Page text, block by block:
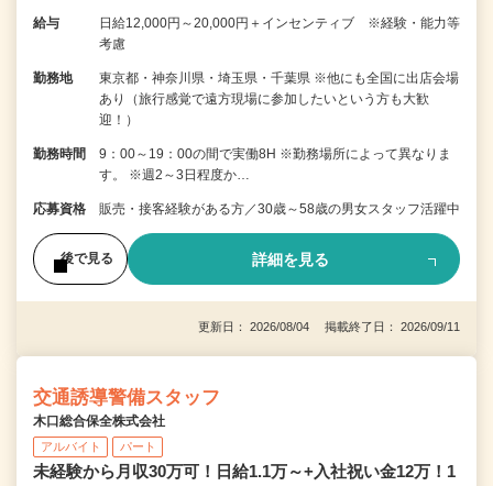
給与
日給12,000円～20,000円＋インセンティブ ※経験・能力等
考慮
勤務地
東京都・神奈川県・埼玉県・千葉県 ※他にも全国に出店会場
あり（旅行感覚で遠方現場に参加したいという方も大歓
迎！）
勤務時間
9：00～19：00の間で実働8H ※勤務場所によって異なりま
す。 ※週2～3日程度か…
応募資格 販売・接客経験がある方／30歳～58歳の男女スタッフ活躍中
後で見る 詳細を見る
更新日： 2026/08/04 掲載終了日： 2026/09/11
交通誘導警備スタッフ
木口総合保全株式会社
アルバイト パート
未経験から月収30万可！日給1.1万～+入社祝い金12万！1